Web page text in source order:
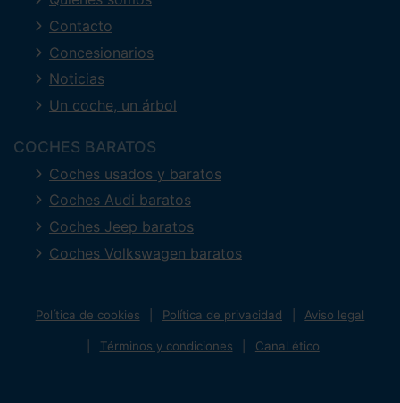
Contacto
Concesionarios
Noticias
Un coche, un árbol
COCHES BARATOS
Coches usados y baratos
Coches Audi baratos
Coches Jeep baratos
Coches Volkswagen baratos
Política de cookies Política de privacidad Aviso legal
Términos y condiciones Canal ético